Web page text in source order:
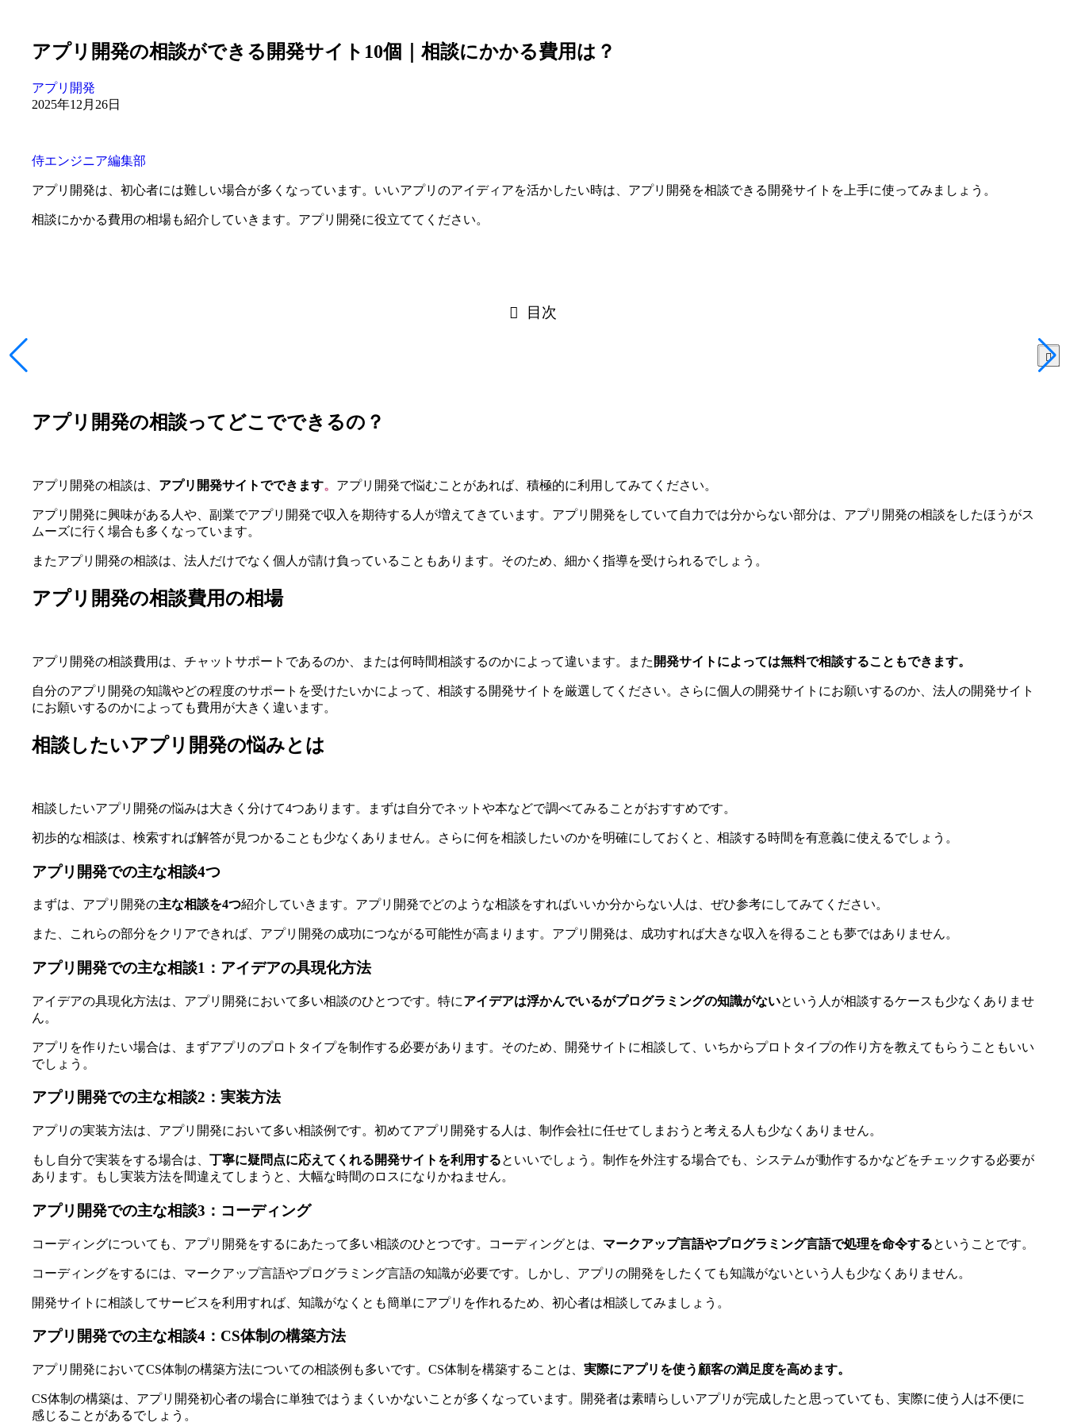
アプリ開発の相談ができる開発サイト10個｜相談にかかる費用は？
アプリ開発
2025年12月26日
侍エンジニア編集部
アプリ開発は、初心者には難しい場合が多くなっています。いいアプリのアイディアを活かしたい時は、アプリ開発を相談できる開発サイトを上手に使ってみましょう。
相談にかかる費用の相場も紹介していきます。アプリ開発に役立ててください。
目次
アプリ開発の相談ってどこでできるの？
アプリ開発の相談は、 アプリ開発サイトでできます。 アプリ開発で悩むことがあれば、積極的に利用してみてください。
アプリ開発に興味がある人や、副業でアプリ開発で収入を期待する人が増えてきています。アプリ開発をしていて自力では分からない部分は、アプリ開発の相談をしたほうがス
ムーズに行く場合も多くなっています。
またアプリ開発の相談は、法人だけでなく個人が請け負っていることもあります。そのため、細かく指導を受けられるでしょう。
アプリ開発の相談費用の相場
アプリ開発の相談費用は、チャットサポートであるのか、または何時間相談するのかによって違います。また 開発サイトによっては無料で相談することもできます。
自分のアプリ開発の知識やどの程度のサポートを受けたいかによって、相談する開発サイトを厳選してください。さらに個人の開発サイトにお願いするのか、法人の開発サイト
にお願いするのかによっても費用が大きく違います。
相談したいアプリ開発の悩みとは
相談したいアプリ開発の悩みは大きく分けて4つあります。まずは自分でネットや本などで調べてみることがおすすめです。
初歩的な相談は、検索すれば解答が見つかることも少なくありません。さらに何を相談したいのかを明確にしておくと、相談する時間を有意義に使えるでしょう。
アプリ開発での主な相談4つ
まずは、アプリ開発の主な相談を4つ紹介していきます。アプリ開発でどのような相談をすればいいか分からない人は、ぜひ参考にしてみてください。
また、これらの部分をクリアできれば、アプリ開発の成功につながる可能性が高まります。アプリ開発は、成功すれば大きな収入を得ることも夢ではありません。
アプリ開発での主な相談1：アイデアの具現化方法
アイデアの具現化方法は、アプリ開発において多い相談のひとつです。特にアイデアは浮かんでいるがプログラミングの知識がないという人が相談するケースも少なくありませ
ん。
アプリを作りたい場合は、まずアプリのプロトタイプを制作する必要があります。そのため、開発サイトに相談して、いちからプロトタイプの作り方を教えてもらうこともいい
でしょう。
アプリ開発での主な相談2：実装方法
アプリの実装方法は、アプリ開発において多い相談例です。初めてアプリ開発する人は、制作会社に任せてしまおうと考える人も少なくありません。
もし自分で実装をする場合は、 丁寧に疑問点に応えてくれる開発サイトを利用するといいでしょう。制作を外注する場合でも、システムが動作するかなどをチェックする必要が
あります。もし実装方法を間違えてしまうと、大幅な時間のロスになりかねません。
アプリ開発での主な相談3：コーディング
コーディングについても、アプリ開発をするにあたって多い相談のひとつです。コーディングとは、 マークアップ言語やプログラミング言語で処理を命令するということです。
コーディングをするには、マークアップ言語やプログラミング言語の知識が必要です。しかし、アプリの開発をしたくても知識がないという人も少なくありません。
開発サイトに相談してサービスを利用すれば、知識がなくとも簡単にアプリを作れるため、初心者は相談してみましょう。
アプリ開発での主な相談4：CS体制の構築方法
アプリ開発においてCS体制の構築方法についての相談例も多いです。CS体制を構築することは、 実際にアプリを使う顧客の満足度を高めます。
CS体制の構築は、アプリ開発初心者の場合に単独ではうまくいかないことが多くなっています。開発者は素晴らしいアプリが完成したと思っていても、実際に使う人は不便に
感じることがあるでしょう。